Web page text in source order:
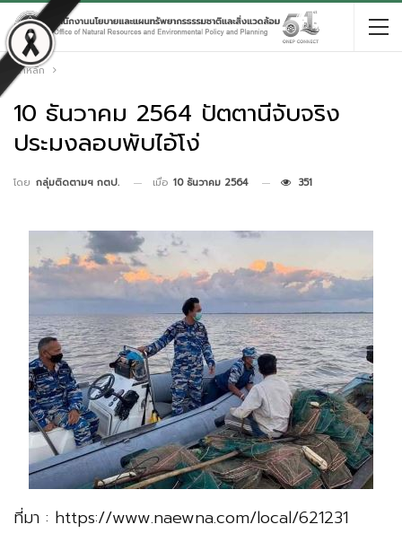
หน้าหลัก
10 ธันวาคม 2564 ปัตตานีจับจริง
ประมงลอบพับไอ้โง่
โดย กลุ่มติดตามฯ กตป. เมื่อ 10 ธันวาคม 2564 351
ที่มา : https://www.naewna.com/local/621231